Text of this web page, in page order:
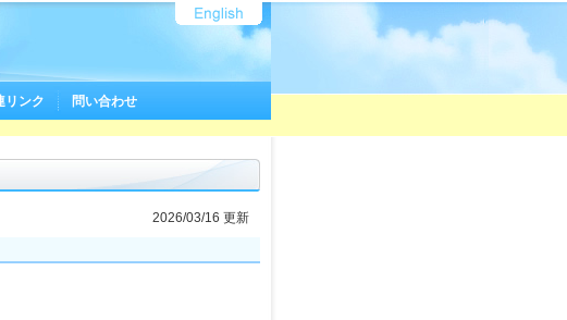
リンク
問い合わせ
2026/03/16 更新